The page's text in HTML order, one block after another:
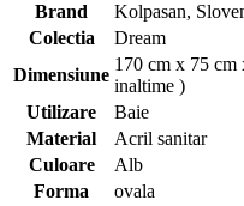
Brand
Kolpasan,
Colectia
Dream
Dimensiune
170 cm x 75
inaltime )
Utilizare
Baie
Material
Acril sanitar
Culoare
Alb
Forma
ovala